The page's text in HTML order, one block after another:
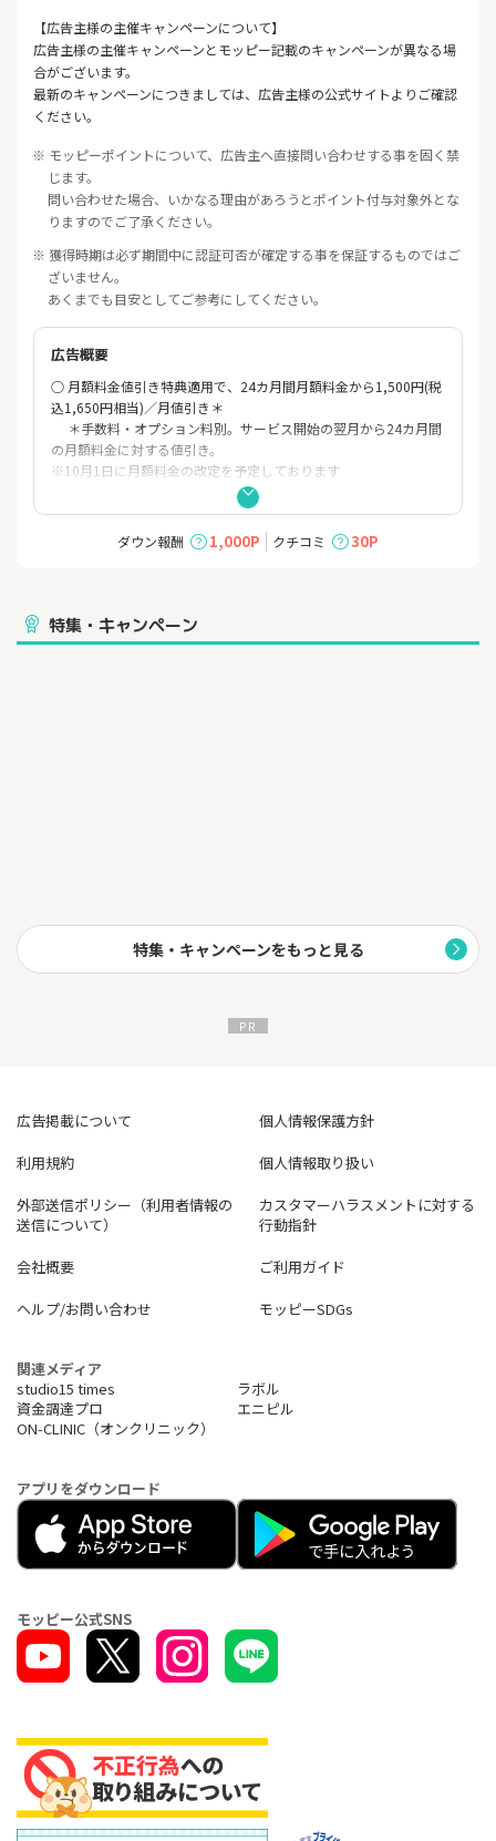
【広告主様の主催キャンペーンについて】
広告主様の主催キャンペーンとモッピー記載のキャンペーンが異なる場
合がございます。
最新のキャンペーンにつきましては、広告主様の公式サイトよりご確認
ください。
※ モッピーポイントについて、広告主へ直接問い合わせする事を固く禁
じます。
問い合わせた場合、いかなる理由があろうとポイント付与対象外とな
りますのでご了承ください。
※ 獲得時期は必ず期間中に認証可否が確定する事を保証するものではご
ざいません。
あくまでも目安としてご参考にしてください。
広告概要
○ 月額料金値引き特典適用で、24カ月間月額料金から1,500円(税
込1,650円相当)／月値引き＊
＊手数料・オプション料別。サービス開始の翌月から24カ月間
の月額料金に対する値引き。
※10月1日に月額料金の改定を予定しております
ダウン報酬 1,000P クチコミ 30P
特集・キャンペーン
特集・キャンペーンをもっと見る
広告掲載について
個人情報保護方針
利用規約
個人情報取り扱い
外部送信ポリシー（利用者情報の
送信について）
カスタマーハラスメントに対する
行動指針
会社概要
ご利用ガイド
ヘルプ/お問い合わせ
モッピーSDGs
関連メディア
studio15 times
ラボル
資金調達プロ
エニピル
ON-CLINIC（オンクリニック）
アプリをダウンロード
モッピー公式SNS